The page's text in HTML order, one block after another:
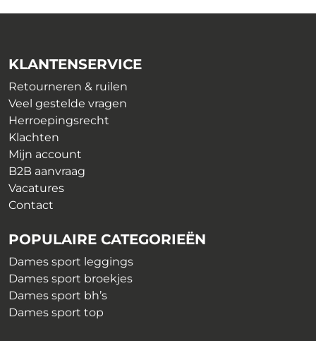
optie
worden
op
de
productpagina
optie
KLANTENSERVICE
Retourneren & ruilen
Veel gestelde vragen
Herroepingsrecht
Klachten
Mijn account
B2B aanvraag
Vacatures
Contact
POPULAIRE CATEGORIEËN
Dames sport leggings
Dames sport broekjes
Dames sport bh’s
Dames sport top